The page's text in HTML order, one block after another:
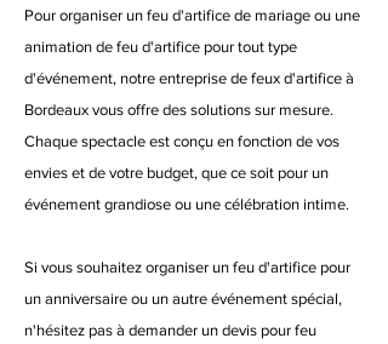
Pour organiser un feu d'artifice de mariage ou une
animation de feu d'artifice pour tout type
d'événement, notre entreprise de feux d'artifice à
Bordeaux vous offre des solutions sur mesure.
Chaque spectacle est conçu en fonction de vos
envies et de votre budget, que ce soit pour un
événement grandiose ou une célébration intime.
Si vous souhaitez organiser un feu d'artifice pour
un anniversaire ou un autre événement spécial,
n'hésitez pas à demander un devis pour feu